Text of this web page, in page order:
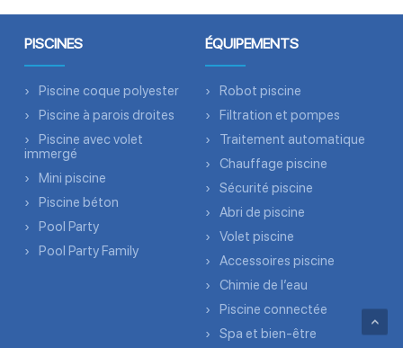
PISCINES
Piscine coque polyester
Piscine à parois droites
Piscine avec volet
immergé
Mini piscine
Piscine béton
Pool Party
Pool Party Family
ÉQUIPEMENTS
Robot piscine
Filtration et pompes
Traitement automatique
Chauffage piscine
Sécurité piscine
Abri de piscine
Volet piscine
Accessoires piscine
Chimie de l’eau
Piscine connectée
Spa et bien-être